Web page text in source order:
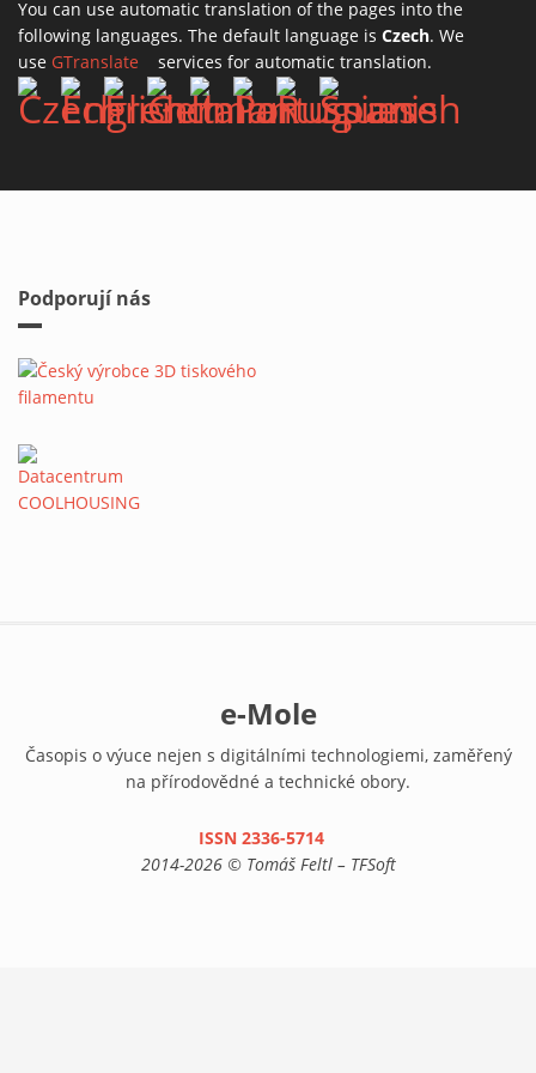
You can use automatic translation of the pages into the
following languages. The default language is Czech. We
use GTranslate (link is external)
services for automatic translation.
Podporují nás
e-Mole
Časopis o výuce nejen s digitálními technologiemi, zaměřený
na přírodovědné a technické obory.
ISSN 2336-5714(link is external)
2014-2026 © Tomáš Feltl – TFSoft